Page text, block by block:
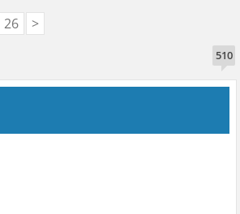
26 >
510